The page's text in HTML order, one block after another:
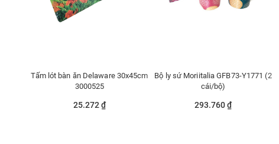
Tấm lót bàn ăn Delaware 30x45cm
3000525
25.272 ₫
Bộ ly sứ Moriitalia GFB73-Y1771 (2
cái/bộ)
293.760 ₫